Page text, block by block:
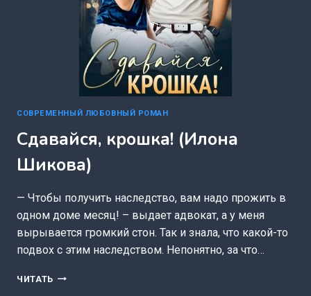
СОВРЕМЕННЫЙ ЛЮБОВНЫЙ РОМАН
Сдавайся, крошка! (Илона
Шикова)
— Чтобы получить наследство, вам надо прожить в
одном доме месяц! – выдает адвокат, а у меня
вырывается громкий стон. Так и знала, что какой-то
подвох с этим наследством. Непонятно, за что…
ЧИТАТЬ СДАВАЙСЯ,